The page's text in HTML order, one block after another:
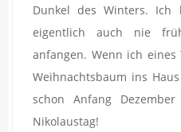
Dunkel des Winters.
eigentlich auch nie
anfangen. Wenn ich eines
Weihnachtsbaum ins
schon Anfang
Nikolaustag!